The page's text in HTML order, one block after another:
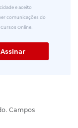
e aceito
comunicações do
Online.
Campos